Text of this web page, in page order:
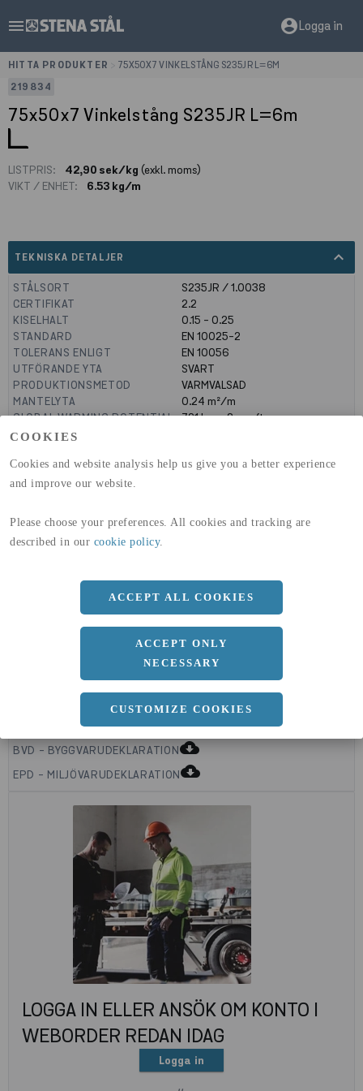
COOKIES
Cookies and website analysis help us give you a better experience
and improve our website.
Please choose your preferences. All cookies and tracking are
described in our cookie policy.
ACCEPT ALL COOKIES
ACCEPT ONLY
NECESSARY
CUSTOMIZE COOKIES
menu account_circleLogga in
HITTA PRODUKTER
75X50X7 VINKELSTÅNG S235JR L=6M
219834
75x50x7 Vinkelstång S235JR L=6m
LISTPRIS: 42,90 sek/kg (exkl. moms)
VIKT / ENHET:
6.53 kg/m
TEKNISKA DETALJER expand_less
STÅLSORT
S235JR / 1.0038
CERTIFIKAT
2.2
KISELHALT
0.15 - 0.25
STANDARD
EN 10025-2
TOLERANS ENLIGT
EN 10056
UTFÖRANDE YTA
SVART
PRODUKTIONSMETOD
VARMVALSAD
MANTELYTA
0.24 m²/m
GLOBAL WARMING POTENTIAL
(A1-A3)
721kg co2-eq./ton
(A4)
b 75 MM
Längd
BVD - BYGGVARUDEKLARATIONcloud_download
EPD - MILJÖVARUDEKLARATIONcloud_download
LOGGA IN ELLER ANSÖK OM KONTO I
WEBORDER REDAN IDAG
Logga in